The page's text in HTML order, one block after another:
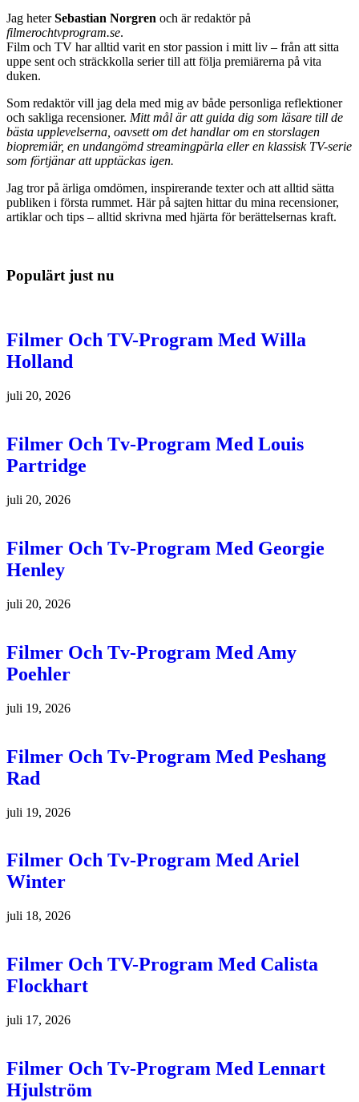
Jag heterSebastian Norgren och är redaktör på
filmerochtvprogram.se.
Film och TV har alltid varit en stor passion i mitt liv – från att sitta
uppe sent och sträckkolla serier till att följa premiärerna på vita
duken.
Som redaktör vill jag dela med mig av både personliga reflektioner
och sakliga recensioner. Mitt mål är att guida dig som läsare till de
bästa upplevelserna, oavsett om det handlar om en storslagen
biopremiär, en undangömd streamingpärla eller en klassisk TV-serie
som förtjänar att upptäckas igen.
Jag tror på ärliga omdömen, inspirerande texter och att alltid sätta
publiken i första rummet. Här på sajten hittar du mina recensioner,
artiklar och tips – alltid skrivna med hjärta för berättelsernas kraft.
Populärt just nu
Filmer Och TV-Program Med Willa
Holland
juli 20, 2026
Filmer Och Tv-Program Med Louis
Partridge
juli 20, 2026
Filmer Och Tv-Program Med Georgie
Henley
juli 20, 2026
Filmer Och Tv-Program Med Amy
Poehler
juli 19, 2026
Filmer Och Tv-Program Med Peshang
Rad
juli 19, 2026
Filmer Och Tv-Program Med Ariel
Winter
juli 18, 2026
Filmer Och TV-Program Med Calista
Flockhart
juli 17, 2026
Filmer Och Tv-Program Med Lennart
Hjulström